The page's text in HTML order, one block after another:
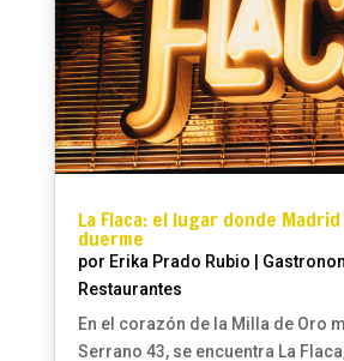
La Flaca: el lugar donde
duerme
por Erika Prado Rubio
Restaurantes
En el corazón de la Milla de Oro
Serrano 43, se encuentra La